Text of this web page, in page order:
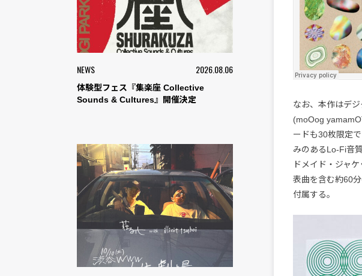
NEWS 2026.08.06
体験型フェス『集楽座 Collective
Sounds & Cultures』開催決定
なお、本作はデ
(moOog
ードも30枚限定
みのあるLo-Fi音
ドメイド・ジャ
表曲を含む約60
付属する。